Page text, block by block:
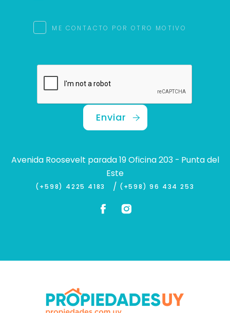
ME CONTACTO POR OTRO MOTIVO
Enviar
Avenida Roosevelt parada 19 Oficina 203 - Punta del
Este
(+598) 4225 4183 / (+598) 96 434 253